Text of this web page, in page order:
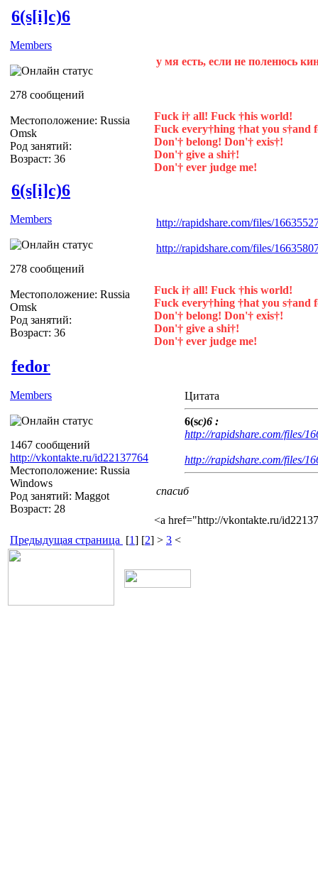
6(s[i]c)6
Members
278 сообщений
Местоположение: Russia
Omsk
Род занятий:
Возраст: 36
у мя есть, если не поленюсь
Fuck i† all! Fuck †his world!
Fuck every†hing †hat you s†and
Don'† belong! Don'† exis†!
Don'† give a shi†!
Don'† ever judge me!
6(s[i]c)6
Members
278 сообщений
Местоположение: Russia
Omsk
Род занятий:
Возраст: 36
http://rapidshare.com/files/
http://rapidshare.com/files/
Fuck i† all! Fuck †his world!
Fuck every†hing †hat you s†and
Don'† belong! Don'† exis†!
Don'† give a shi†!
Don'† ever judge me!
fedor
Members
1467 сообщений
http://vkontakte.ru/id22137764
Местоположение: Russia
Windows
Род занятий: Maggot
Возраст: 28
Цитата
6(sc)6 :
http://rapidshare.com/files/
http://rapidshare.com/files/
спасиб
<a href="http://vkontakte.ru/
Предыдущая страница [1] [2] > 3 <